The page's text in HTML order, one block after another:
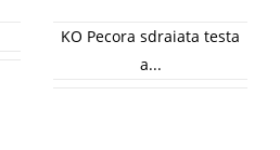
KO Pecora sdraiata testa
a...